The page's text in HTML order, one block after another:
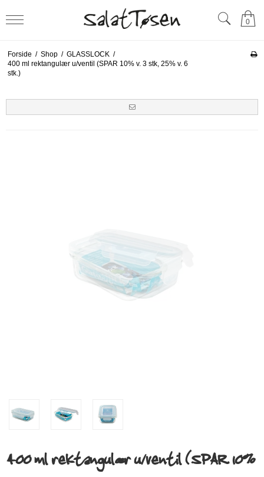
0
Forside / Shop / GLASSLOCK /
400 ml rektangulær u/ventil (SPAR 10% v. 3 stk, 25% v. 6
stk.)
400 ml rektangulær u/ventil (SPAR 10%